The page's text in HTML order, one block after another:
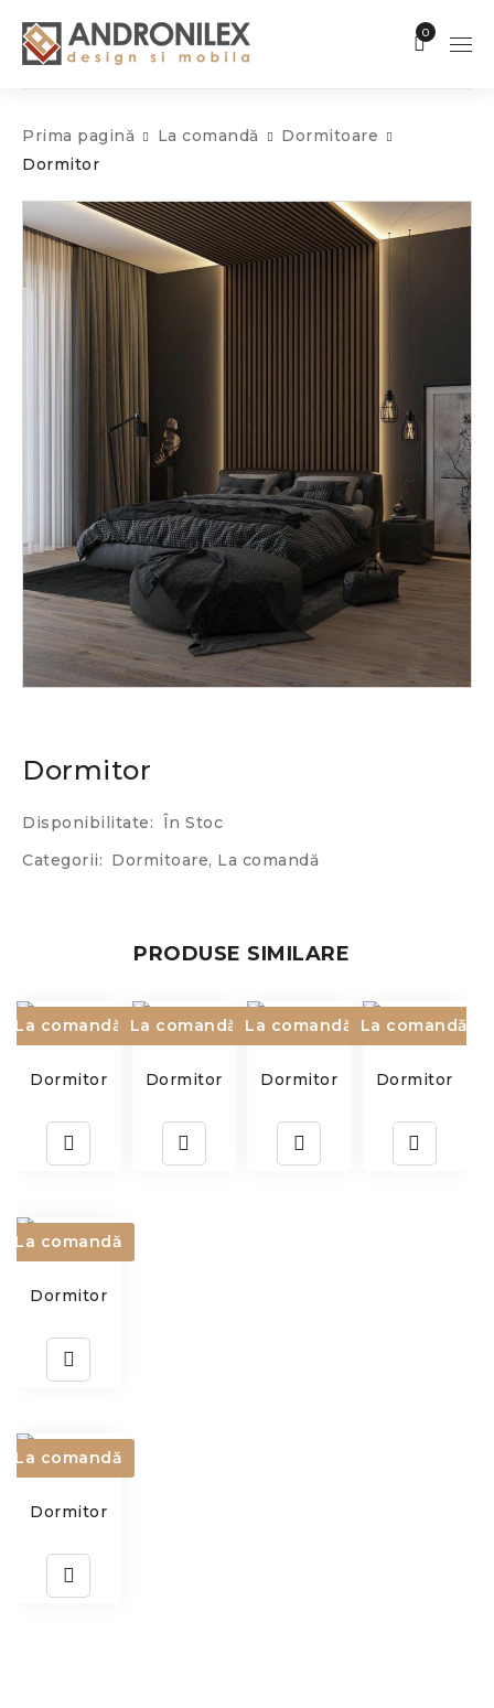
0
Prima pagină La comandă
Dormitoare
Dormitor
Dormitor
Disponibilitate: În Stoc
Categorii: Dormitoare, La comandă
PRODUSE SIMILARE
La comandă
Dormitor
La comandă
Dormitor
La comandă
Dormitor
La comandă
Dormitor
La comandă
Dormitor
La comandă
Dormitor